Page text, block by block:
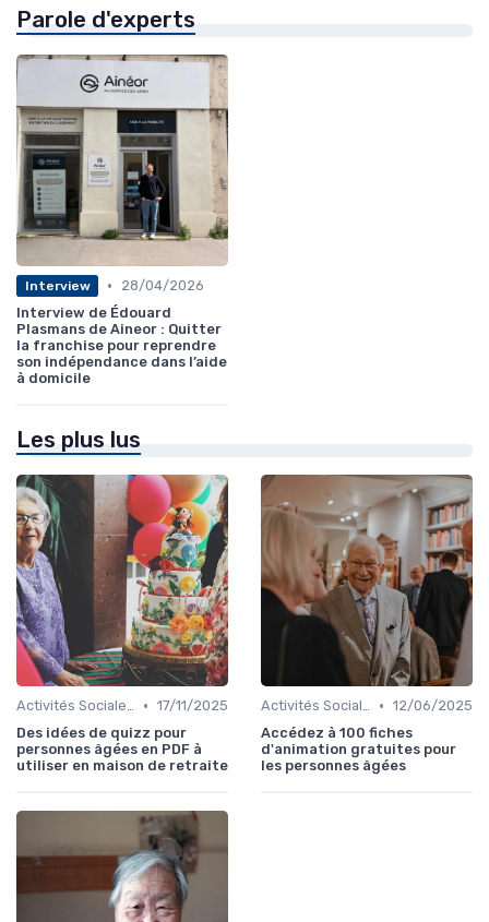
Parole d'experts
Interview •
28/04/2026
Interview de Édouard
Plasmans de Aineor : Quitter
la franchise pour reprendre
son indépendance dans l’aide
à domicile
Les plus lus
Activités Sociales et Loisirs • 17/11/2025
Des idées de quizz pour
personnes âgées en PDF à
utiliser en maison de retraite
Activités Sociales et Loisirs • 12/06/2025
Accédez à 100 fiches
d'animation gratuites pour
les personnes âgées